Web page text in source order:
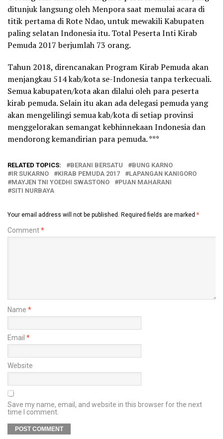
ditunjuk langsung oleh Menpora saat memulai acara di
titik pertama di Rote Ndao, untuk mewakili Kabupaten
paling selatan Indonesia itu. Total Peserta Inti Kirab
Pemuda 2017 berjumlah 73 orang.
Tahun 2018, direncanakan Program Kirab Pemuda akan
menjangkau 514 kab/kota se-Indonesia tanpa terkecuali.
Semua kabupaten/kota akan dilalui oleh para peserta
kirab pemuda. Selain itu akan ada delegasi pemuda yang
akan mengelilingi semua kab/kota di setiap provinsi
menggelorakan semangat kebhinnekaan Indonesia dan
mendorong kemandirian para pemuda. ***
RELATED TOPICS: BERANI BERSATU
BUNG KARNO
IR SUKARNO
KIRAB PEMUDA 2017
LAPANGAN KANIGORO
MAYJEN TNI YOEDHI SWASTONO
PUAN MAHARANI
SITI NURBAYA
Your email address will not be published. Required fields are marked *
Comment*
Name *
Email *
Website
Save my name, email, and website in this browser for the next
time I comment.